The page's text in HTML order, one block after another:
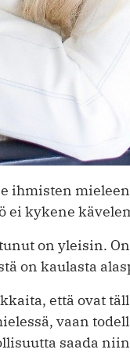
ihmisten
kykene
on yleisin.
on kaulasta
että ovat
vaan
saada